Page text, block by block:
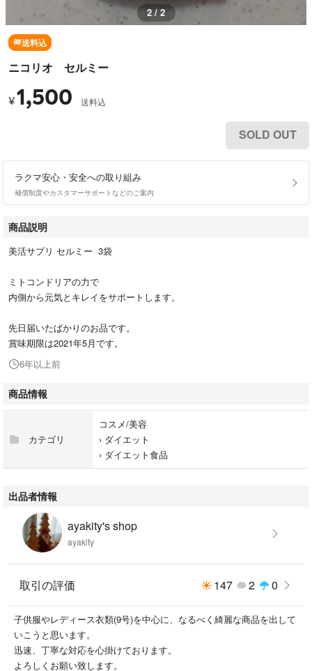
2 / 2
送料込
ニコリオ セルミー
¥1,500 送料込
SOLD OUT
ラクマ安心・安全への取り組み
補償制度やカスタマーサポートなどのご案内
商品説明
美活サプリ セルミー 3袋
ミトコンドリアの力で
内側から元気とキレイをサポートします。
先日届いたばかりのお品です。
賞味期限は2021年5月です。
6年以上前
商品情報
カテゴリ
コスメ/美容
› ダイエット
› ダイエット食品
出品者情報
ayakity's shop
ayakity
取引の評価 147 2 0
子供服やレディース衣類(9号)を中心に、なるべく綺麗な商品を出して
いこうと思います。
迅速、丁寧な対応を心掛けております。
よろしくお願い致します。